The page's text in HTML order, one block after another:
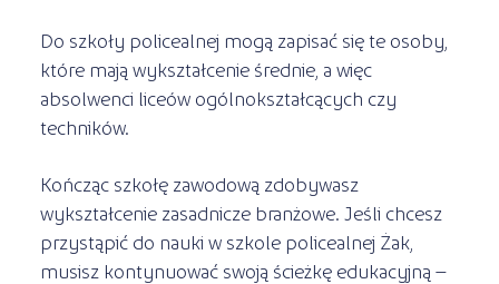
Do szkoły policealnej mogą zapisać się te osoby,
które mają wykształcenie średnie, a więc
absolwenci liceów ogólnokształcących czy
techników.
Kończąc szkołę zawodową zdobywasz
wykształcenie zasadnicze branżowe. Jeśli chcesz
przystąpić do nauki w szkole policealnej Żak,
musisz kontynuować swoją ścieżkę edukacyjną –